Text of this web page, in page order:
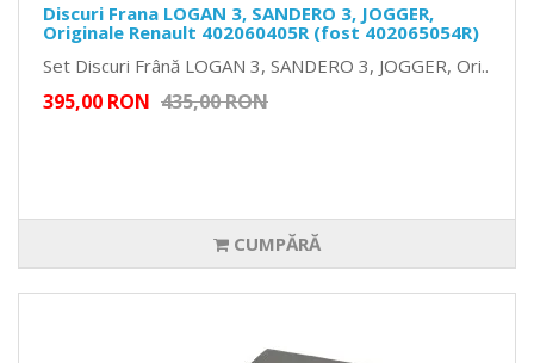
Discuri Frana LOGAN 3, SANDERO 3, JOGGER,
Originale Renault 402060405R (fost 402065054R)
Set Discuri Frână LOGAN 3, SANDERO 3, JOGGER, Ori..
395,00 RON 435,00 RON
CUMPĂRĂ